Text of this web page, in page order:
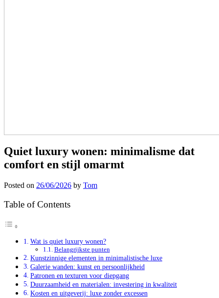
Quiet luxury wonen: minimalisme dat
comfort en stijl omarmt
Posted on 26/06/2026 by Tom
Table of Contents
Wat is quiet luxury wonen?
Belangrijkste punten
Kunstzinnige elementen in minimalistische luxe
Galerie wanden: kunst en persoonlijkheid
Patronen en texturen voor diepgang
Duurzaamheid en materialen: investering in kwaliteit
Kosten en uitgeverij: luxe zonder excessen